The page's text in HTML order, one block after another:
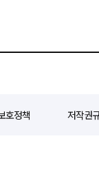
호정책 저작권